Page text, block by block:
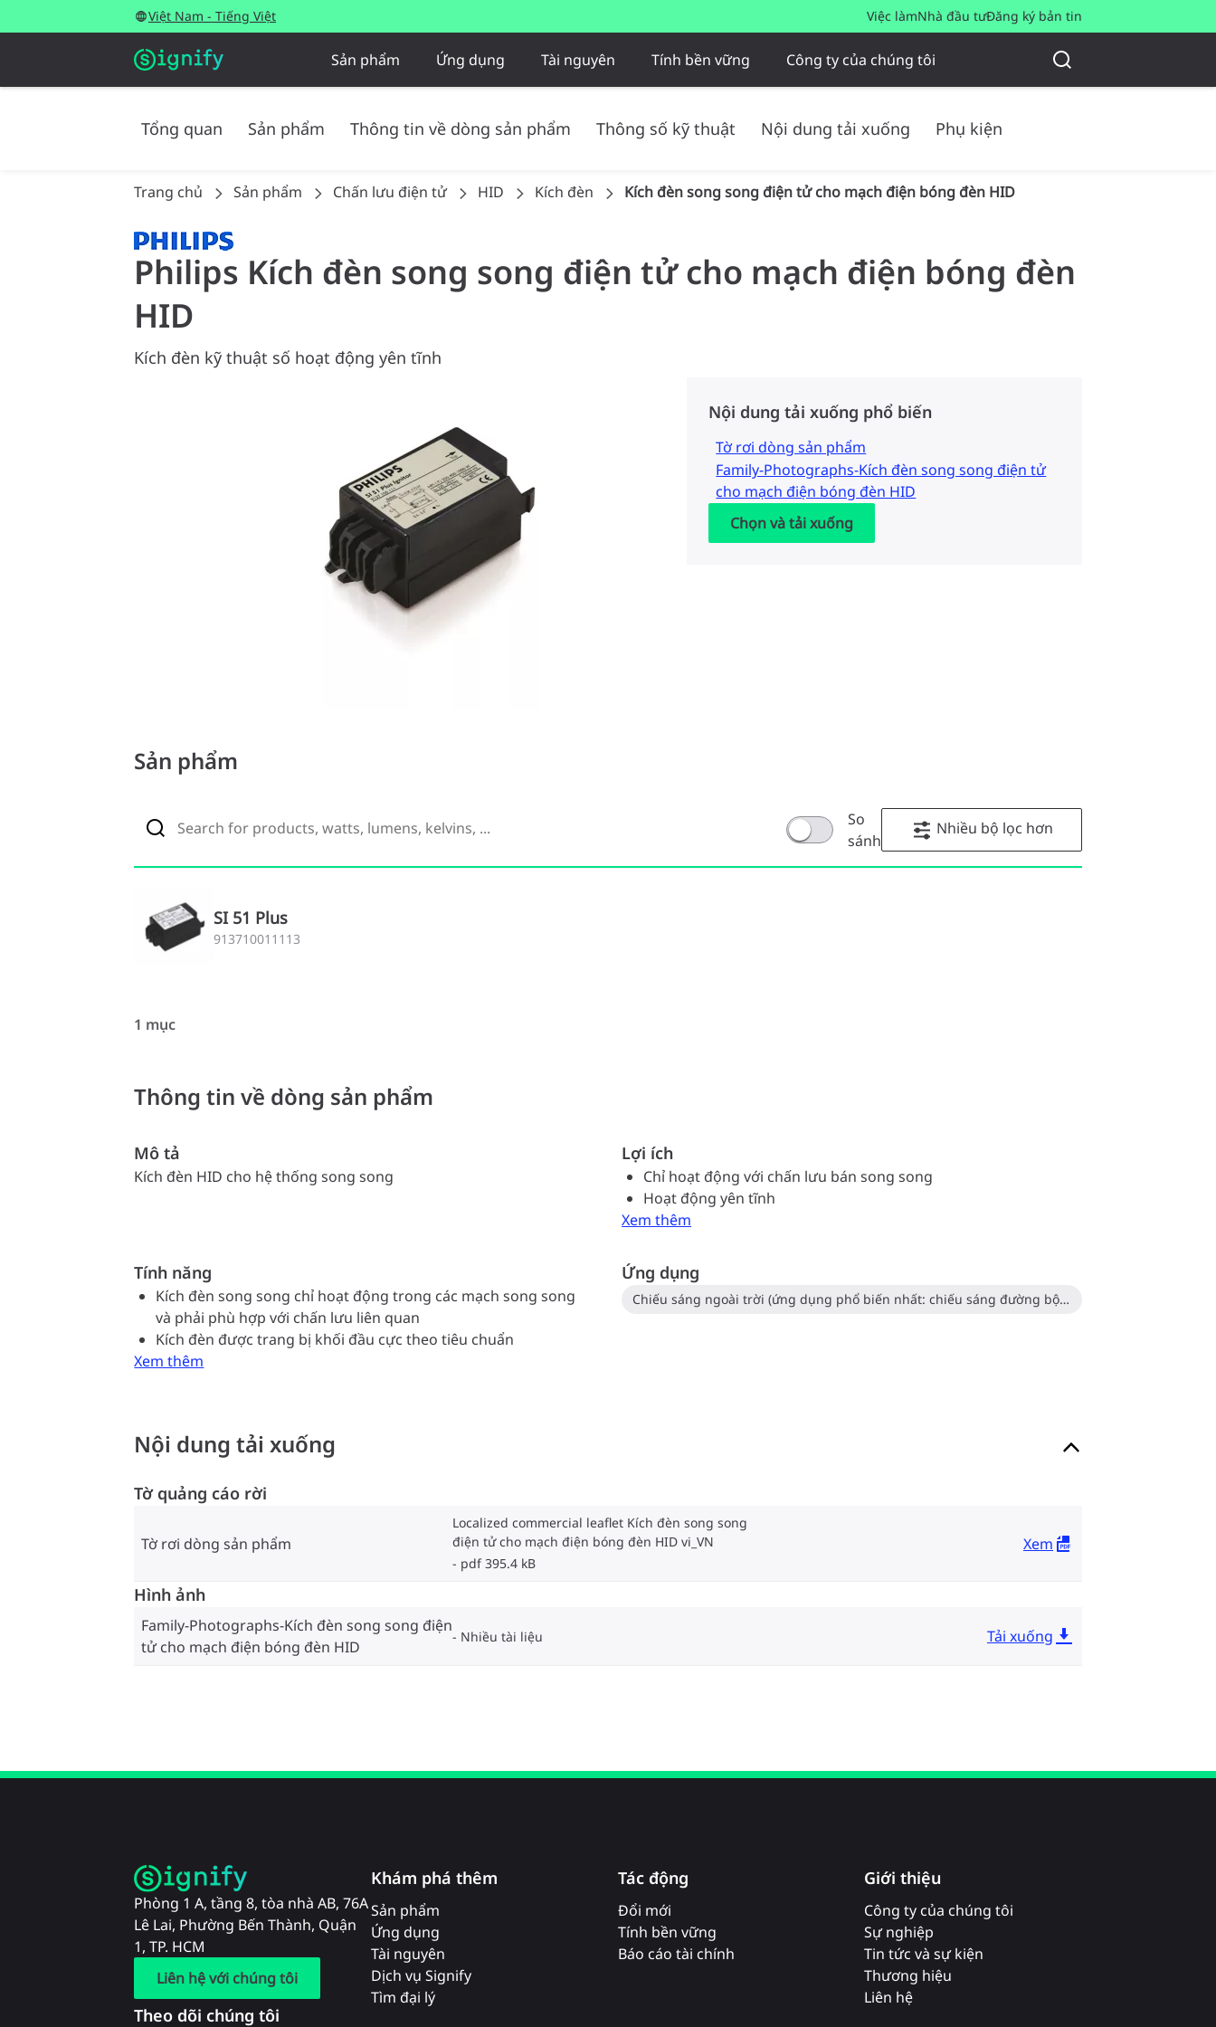
Việt Nam - Tiếng Việt Việc làmNhà đầu tưĐăng ký bản tin
Sản phẩm Ứng dụng Tài nguyên Tính bền vững Công ty của chúng tôi
Tổng quan Sản phẩm Thông tin về dòng sản phẩm Thông số kỹ thuật Nội dung tải xuống Phụ kiện
Trang chủ Sản phẩm Chấn lưu điện tử​ HID Kích đèn Kích đèn song song điện tử cho mạch điện bóng đèn HID
Philips Kích đèn song song điện tử cho mạch điện bóng đèn
HID
Kích đèn kỹ thuật số hoạt động yên tĩnh
Nội dung tải xuống phổ biến
Tờ rơi dòng sản phẩm
Family-Photographs-Kích đèn song song điện tử
cho mạch điện bóng đèn HID
Chọn và tải xuống
Sản phẩm
So
sánh
Nhiều bộ lọc hơn
SI 51 Plus
913710011113
1 mục
Thông tin về dòng sản phẩm
Mô tả
Kích đèn HID cho hệ thống song song
Lợi ích
Chỉ hoạt động với chấn lưu bán song song
Hoạt động yên tĩnh
Xem thêm
Tính năng
Kích đèn song song chỉ hoạt động trong các mạch song song
và phải phù hợp với chấn lưu liên quan
Kích đèn được trang bị khối đầu cực theo tiêu chuẩn
Xem thêm
Ứng dụng
Chiếu sáng ngoài trời (ứng dụng phổ biến nhất: chiếu sáng đường bộ, thể thao và sân bãi)
Nội dung tải xuống
Tờ quảng cáo rời
Tờ rơi dòng sản phẩm
Localized commercial leaflet Kích đèn song song
điện tử cho mạch điện bóng đèn HID vi_VN
pdf 395.4 kB
Xem
Hình ảnh
Family-Photographs-Kích đèn song song điện
tử cho mạch điện bóng đèn HID
Nhiều tài liệu Tải xuống
Phòng 1 A, tầng 8, tòa nhà AB, 76A
Lê Lai, Phường Bến Thành, Quận
1, TP. HCM
Liên hệ với chúng tôi
Theo dõi chúng tôi
Khám phá thêm
Sản phẩm
Ứng dụng
Tài nguyên
Dịch vụ Signify
Tìm đại lý
Tác động
Đổi mới
Tính bền vững
Báo cáo tài chính
Giới thiệu
Công ty của chúng tôi
Sự nghiệp
Tin tức và sự kiện
Thương hiệu
Liên hệ